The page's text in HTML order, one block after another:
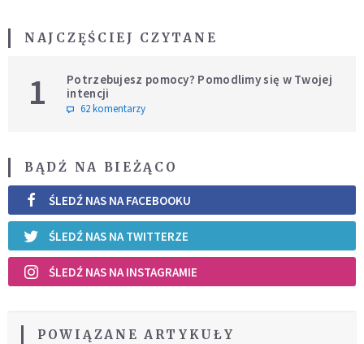
NAJCZĘŚCIEJ CZYTANE
1
Potrzebujesz pomocy? Pomodlimy się w Twojej
intencji
62 komentarzy
BĄDŹ NA BIEŻĄCO
ŚLEDŹ NAS NA FACEBOOKU
ŚLEDŹ NAS NA TWITTERZE
ŚLEDŹ NAS NA INSTAGRAMIE
POWIĄZANE ARTYKUŁY